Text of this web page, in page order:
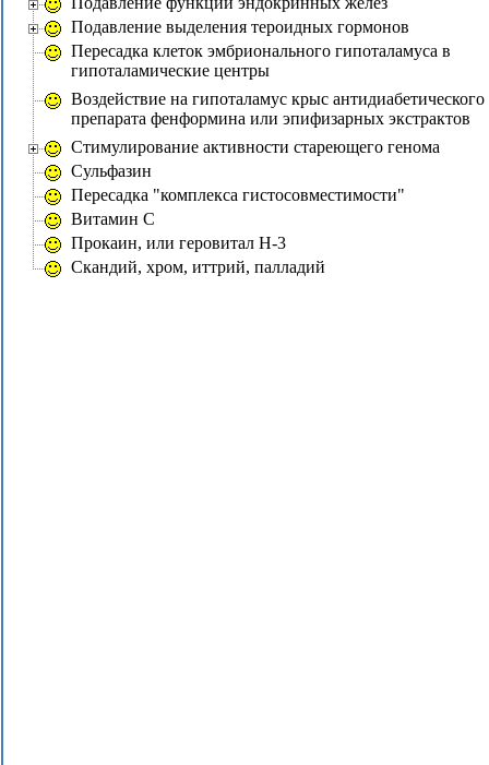
Подавление выделения тероидных гормонов
Пересадка клеток эмбрионального гипоталамуса в
гипоталамические центры
Воздействие на гипоталамус крыс антидиабетического
препарата фенформина или эпифизарных экстрактов
Стимулирование активности стареющего генома
Сульфазин
Пересадка "комплекса гистосовместимости"
Витамин C
Прокаин, или геровитал Н-3
Скандий, хром, иттрий, палладий